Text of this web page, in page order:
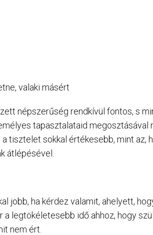
valaki másért
népszerűség rendkívül fontos, s
tapasztalataid megosztásával
tisztelet sokkal értékesebb, mint az,
átlépésével.
jobb, ha kérdez valamit, ahelyett,
legtökéletesebb idő ahhoz, hogy
nem ért.